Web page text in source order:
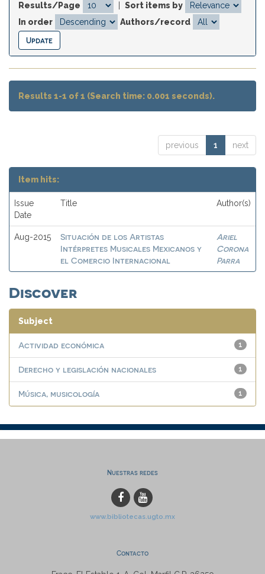
Results/Page
Sort items by
In order
Authors/record
Results 1-1 of 1 (Search time: 0.001 seconds).
previous 1 next
Item hits:
Issue
Date
Title Author(s)
Aug-2015
Situación de los Artistas
Intérpretes Musicales Mexicanos y
el Comercio Internacional
Ariel
Corona
Parra
Discover
Subject
1
Actividad económica
1
Derecho y legislación nacionales
1
Música, musicología
Nuestras redes
www.bibliotecas.ugto.mx
Contacto